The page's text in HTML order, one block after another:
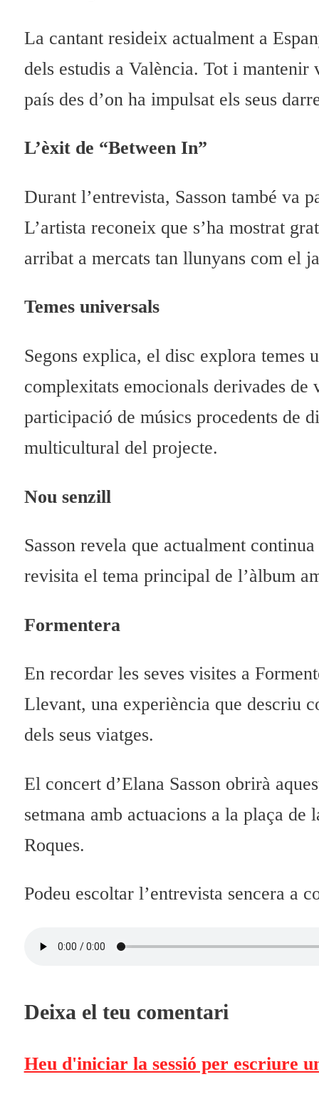
La cantant resideix actualment a
dels estudis a València. Tot i
país des d’on ha impulsat els seus
L’èxit de “Between In”
Durant l’entrevista, Sasson també va
L’artista reconeix que s’ha mostrat
arribat a mercats tan llunyans com el
Temes universals
Segons explica, el disc explora temes
complexitats emocionals derivades
participació de músics procedents de
multicultural del projecte.
Nou senzill
Sasson revela que actualment
revisita el tema principal de l’àlbum
Formentera
En recordar les seves visites a
Llevant, una experiència que descriu
dels seus viatges.
El concert d’Elana Sasson obrirà
setmana amb actuacions a la plaça
Roques.
Podeu escoltar l’entrevista sencera a
Deixa el teu comentari
Heu d'iniciar la sessió per escriure